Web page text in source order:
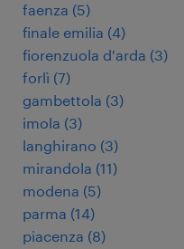
faenza (5)
finale emilia (4)
fiorenzuola d'arda (3)
forlì (7)
gambettola (3)
imola (3)
langhirano (3)
mirandola (11)
modena (5)
parma (14)
piacenza (8)